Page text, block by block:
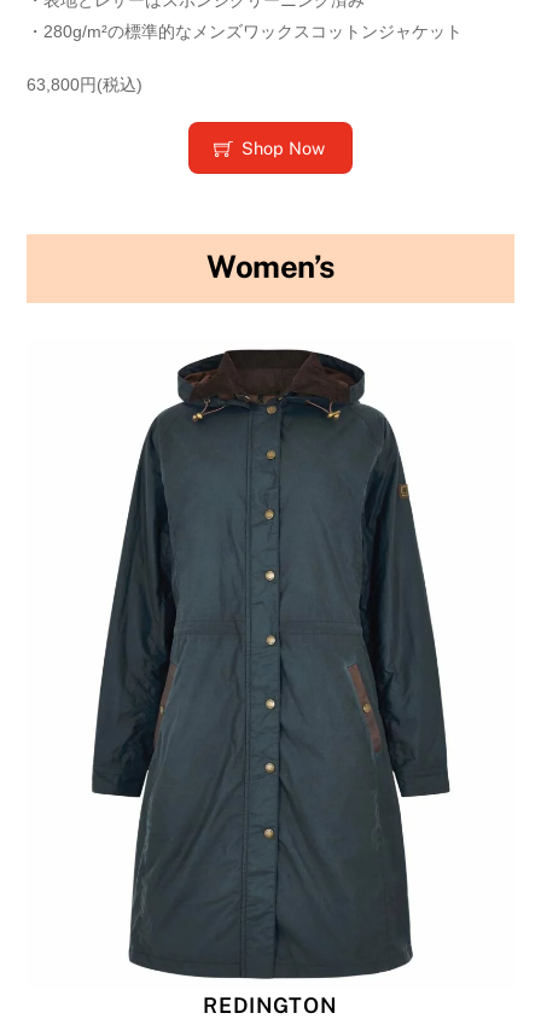
・280g/m²の標準的なメンズワックスコットンジャケット
63,800円(税込)
Shop Now
Women’s
REDINGTON